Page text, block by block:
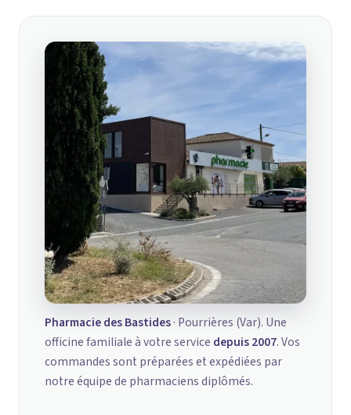
Pharmacie des Bastides· Pourrières (Var). Une
officine familiale à votre service depuis 2007. Vos
commandes sont préparées et expédiées par
notre équipe de pharmaciens diplômés.